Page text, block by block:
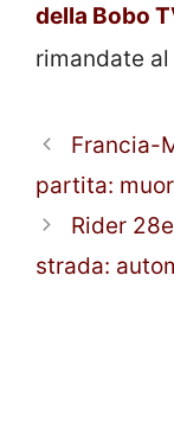
della Bobo
rimandate al
Francia-
partita:
Rider
strada: